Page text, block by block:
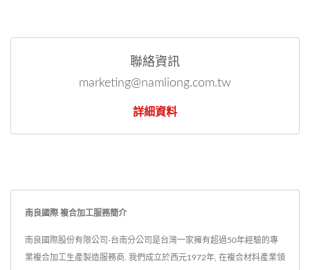
聯絡資訊
marketing@namliong.com.tw
詳細資料
南良國際 複合加工服務簡介
南良國際股份有限公司-台南分公司是台灣一家擁有超過50年經驗的專
業複合加工生產製造服務商. 我們成立於西元1972年, 在複合材料產業領